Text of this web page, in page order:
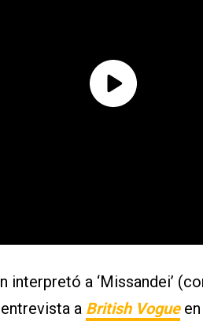
interpretó a ‘Missandei’
entrevista a British Vogueen